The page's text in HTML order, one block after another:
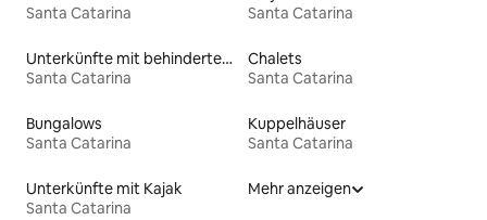
Santa Catarina
Santa Catarina
Unterkünfte mit behindertengerechtem Bett
Santa Catarina
Chalets
Santa Catarina
Bungalows
Santa Catarina
Kuppelhäuser
Santa Catarina
Unterkünfte mit Kajak
Santa Catarina
Mehr anzeigen